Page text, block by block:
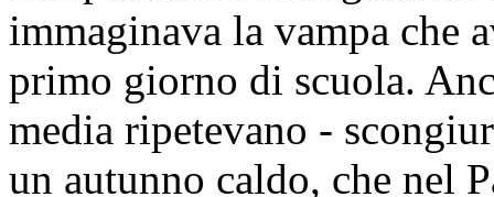
immaginava la vampa che
primo giorno di scuola.
media ripetevano -
un autunno caldo, che nel